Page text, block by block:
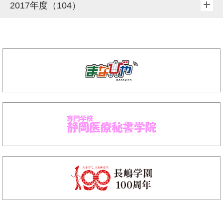
2017年度（104）